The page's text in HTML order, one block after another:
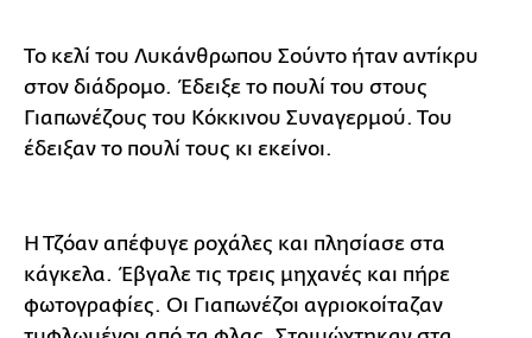
Το κελί του Λυκάνθρωπου Σούντο ήταν αντίκρυ
στον διάδρομο. Έδειξε το πουλί του στους
Γιαπωνέζους του Κόκκινου Συναγερμού. Του
έδειξαν το πουλί τους κι εκείνοι.
Η Τζόαν απέφυγε ροχάλες και πλησίασε στα
κάγκελα. Έβγαλε τις τρεις μηχανές και πήρε
φωτογραφίες. Οι Γιαπωνέζοι αγριοκοίταζαν